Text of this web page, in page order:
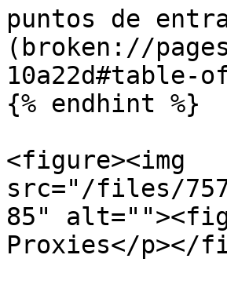
puntos de
(broken://
{% endhint %}
<figure><img
src="/files/
85"
Proxies</p></